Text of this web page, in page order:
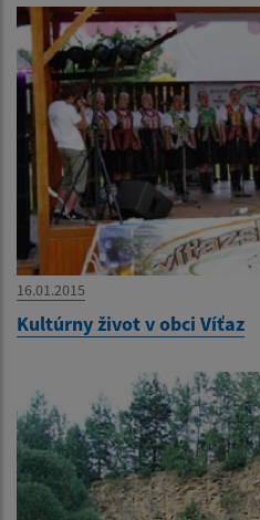
16.01.2015
Kultúrny život v obci Víťaz